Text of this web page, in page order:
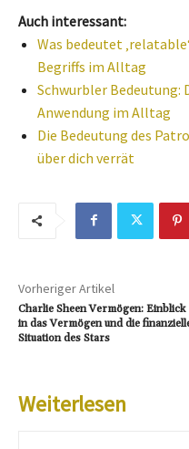
Auch interessant:
Was bedeutet
Begriffs im Alltag
Schwurbler Bedeutung:
Anwendung im Alltag
Die Bedeutung des
über dich verrät
Vorheriger Artikel
Charlie Sheen Vermögen: Einblick
in das Vermögen und die
Situation des Stars
Weiterlesen